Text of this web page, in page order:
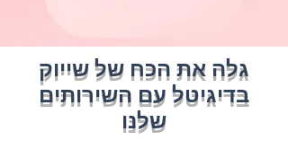
גלה את הכח של שייוק
בדיגיטל עם השירותים
שלנו